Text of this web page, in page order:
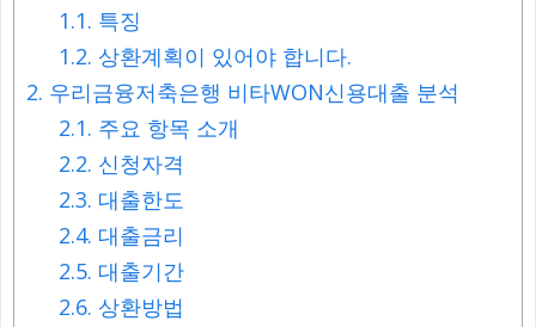
1.1. 특징
1.2. 상환계획이 있어야 합니다.
2. 우리금융저축은행 비타WON신용대출 분석
2.1. 주요 항목 소개
2.2. 신청자격
2.3. 대출한도
2.4. 대출금리
2.5. 대출기간
2.6. 상환방법